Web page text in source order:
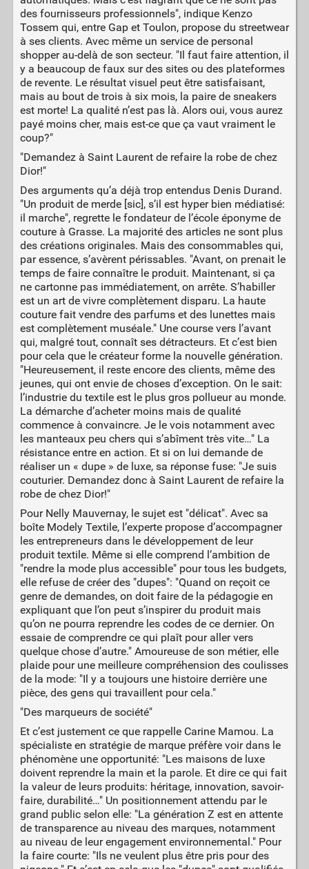
des fournisseurs professionnels", indique Kenzo
Tossem qui, entre Gap et Toulon, propose du streetwear
à ses clients. Avec même un service de personal
shopper au-delà de son secteur. "Il faut faire attention, il
y a beaucoup de faux sur des sites ou des plateformes
de revente. Le résultat visuel peut être satisfaisant,
mais au bout de trois à six mois, la paire de sneakers
est morte! La qualité n’est pas là. Alors oui, vous aurez
payé moins cher, mais est-ce que ça vaut vraiment le
coup?"
"Demandez à Saint Laurent de refaire la robe de chez
Dior!"
Des arguments qu’a déjà trop entendus Denis Durand.
"Un produit de merde [sic], s’il est hyper bien médiatisé:
il marche", regrette le fondateur de l’école éponyme de
couture à Grasse. La majorité des articles ne sont plus
des créations originales. Mais des consommables qui,
par essence, s’avèrent périssables. "Avant, on prenait le
temps de faire connaître le produit. Maintenant, si ça
ne cartonne pas immédiatement, on arrête. S’habiller
est un art de vivre complètement disparu. La haute
couture fait vendre des parfums et des lunettes mais
est complètement muséale." Une course vers l’avant
qui, malgré tout, connaît ses détracteurs. Et c’est bien
pour cela que le créateur forme la nouvelle génération.
"Heureusement, il reste encore des clients, même des
jeunes, qui ont envie de choses d’exception. On le sait:
l’industrie du textile est le plus gros pollueur au monde.
La démarche d’acheter moins mais de qualité
commence à convaincre. Je le vois notamment avec
les manteaux peu chers qui s’abîment très vite…" La
résistance entre en action. Et si on lui demande de
réaliser un « dupe » de luxe, sa réponse fuse: "Je suis
couturier. Demandez donc à Saint Laurent de refaire la
robe de chez Dior!"
Pour Nelly Mauvernay, le sujet est "délicat". Avec sa
boîte Modely Textile, l’experte propose d’accompagner
les entrepreneurs dans le développement de leur
produit textile. Même si elle comprend l’ambition de
"rendre la mode plus accessible" pour tous les budgets,
elle refuse de créer des "dupes": "Quand on reçoit ce
genre de demandes, on doit faire de la pédagogie en
expliquant que l’on peut s’inspirer du produit mais
qu’on ne pourra reprendre les codes de ce dernier. On
essaie de comprendre ce qui plaît pour aller vers
quelque chose d’autre." Amoureuse de son métier, elle
plaide pour une meilleure compréhension des coulisses
de la mode: "Il y a toujours une histoire derrière une
pièce, des gens qui travaillent pour cela."
"Des marqueurs de société"
Et c’est justement ce que rappelle Carine Mamou. La
spécialiste en stratégie de marque préfère voir dans le
phénomène une opportunité: "Les maisons de luxe
doivent reprendre la main et la parole. Et dire ce qui fait
la valeur de leurs produits: héritage, innovation, savoir-
faire, durabilité…" Un positionnement attendu par le
grand public selon elle: "La génération Z est en attente
de transparence au niveau des marques, notamment
au niveau de leur engagement environnemental." Pour
la faire courte: "Ils ne veulent plus être pris pour des